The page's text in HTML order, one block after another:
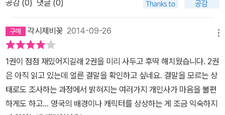
공감 (0) 댓글 (0)
각시제비꽃 2014-09-26
1권이 점점 재밌어지길래 2권을 미리 사두고 후딱 해치웠습니다. 2권
은 아직 읽고 있는데 얼른 결말을 확인하고 싶네요. 결말을 모르는 상
태로도 조사하는 과정에서 밝혀지는 여러가지 개인사가 마음을 불편
하게도 하고... 영국의 배경이나 캐릭터를 상상하는 게 조금 익숙하지